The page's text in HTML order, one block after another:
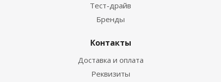
Тест-драйв
Бренды
Контакты
Доставка и оплата
Реквизиты